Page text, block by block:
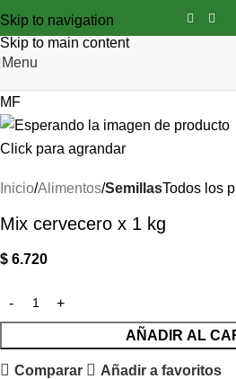
Skip to navigation
Skip to main content
Menu
MF
Click para agrandar
Inicio Alimentos SemillasTodos los
Mix cervecero x 1 kg
$ 6.720
AÑADIR AL
Comparar Añadir a favoritos